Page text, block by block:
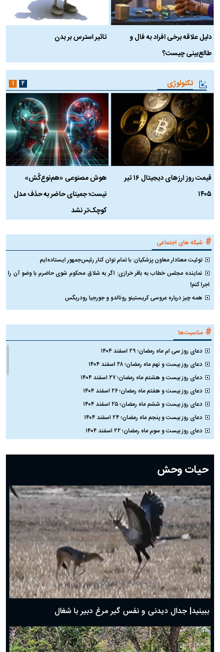
دلیل علاقه برخی افراد به فال و
طالع‌بینی چیست؟
تاثیر استرس بر بدن
تکنولوژی
قیمت روز ارز‌های دیجیتال ۱۶ تیر
۱۴۰۵
هوش مصنوعی «هم‌نوع‌کُش»
نیست؛ جمینای حاضر به حذف مدل
کوچک‌تر نشد
۱ ۲
# شبکه های اجتماعی
توئیت معنادار معاون پزشکیان: با تمام توان کنار رئیس‌جمهور ایستاده‌ایم
نماینده مجلس خطاب به باقر خرازی: اگر به شلاق محکوم شوی حاضرم با وضو آن را
اجرا کنم!
همه چیز درباره عروسی کریستینو رونالدو و جورجیا رودریگس
# مناسبت‌ها
دعای روز سی ام ماه رمضان؛ ۲۹ اسفند ۱۴۰۴
دعای روز بیست و نهم ماه رمضان؛ ۲۸ اسفند ۱۴۰۴
دعای روز بیست و هشتم ماه رمضان؛ ۲۷ اسفند ۱۴۰۴
دعای روز بیست و هفتم ماه رمضان؛ ۲۶ اسفند ۱۴۰۴
دعای روز بیست و ششم ماه رمضان؛ ۲۵ اسفند ۱۴۰۴
دعای روز بیست و پنجم ماه رمضان؛ ۲۴ اسفند ۱۴۰۴
دعای روز بیست و سوم ماه رمضان؛ ۲۲ اسفند ۱۴۰۴
دعای روز بیستم ماه رمضان؛ ۱۹ اسفند ۱۴۰۴
دعای روز هشتم ماه مبارک رمضان؛ ۷ اسفند ماه ۱۴۰۴
دعای روز هفتم ماه رمضان؛ ۶ اسفند ۱۴۰۴
دعای روز ششم ماه رمضان؛ ۵ اسفند ۱۴۰۴
دعای روز پنجم ماه رمضان؛ ۴ اسفند ۱۴۰۴
دعای روز چهارم ماه مبارک رمضان؛ ۳ اسفند ۱۴۰۴
دعای روز سوم ماه مبارک رمضان؛ ۱۴ اسفند ۱۴۰۴
دعای روز دوم ماه مبارک رمضان ۱ اسفند ماه ۱۴۰۴
دعای روز اول ماه مبارک رمضان، ۳۰ بهمن ۱۴۰۴
حضرت زینب(س) چگونه از دنیا رفت؟
بهترین پیامک تبریک روز پدر ۱۴۰۴؛ جملات زیبا و صمیمانه
حیات وحش
ببینید| جدال دیدنی و نفس گیر مرغ دبیر با شغال